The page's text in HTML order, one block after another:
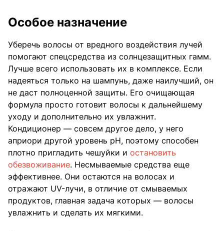
Особое назначение
Уберечь волосы от вредного воздействия лучей
помогают спецсредства из солнцезащитных гамм.
Лучше всего использовать их в комплексе. Если
надеяться только на шампунь, даже наилучший, он
не даст полноценной защиты. Его очищающая
формула просто готовит волосы к дальнейшему
уходу и дополнительно их увлажнит.
Кондиционер — совсем другое дело, у него
априори другой уровень pH, поэтому способен
плотно пригладить чешуйки и остановить
обезвоживание. Несмываемые средства еще
эффективнее. Они остаются на волосах и
отражают UV-лучи, в отличие от смываемых
продуктов, главная задача которых — волосы
увлажнить и сделать их мягкими.